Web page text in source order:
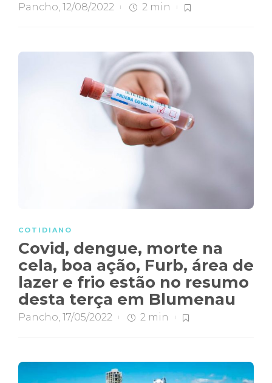
Pancho, 12/08/2022 2 min
COTIDIANO
Covid, dengue, morte na
cela, boa ação, Furb, área de
lazer e frio estão no resumo
desta terça em Blumenau
Pancho 17/05/2022 2 min